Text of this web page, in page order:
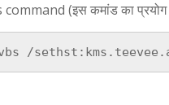
(इस कमांड का
/